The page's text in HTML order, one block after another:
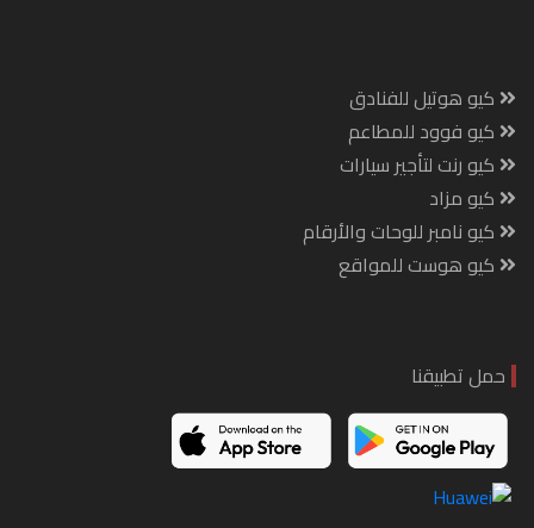
كيو هوتيل للفنادق
كيو فوود للمطاعم
كيو رنت لتأجير سيارات
كيو مزاد
كيو نامبر للوحات والأرقام
كيو هوست للمواقع
حمل تطبيقنا